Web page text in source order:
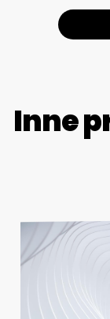
Inne